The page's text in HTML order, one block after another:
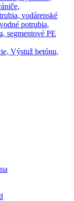
vodárenské
potrubia,
segmentové PE
Výstuž betónu,